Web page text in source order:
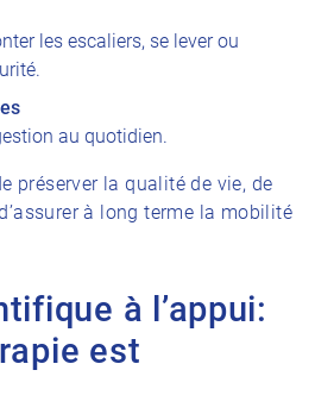
les escaliers, se lever ou
au quotidien.
préserver la qualité de vie, de
à long terme la mobilité
à l’appui:
est